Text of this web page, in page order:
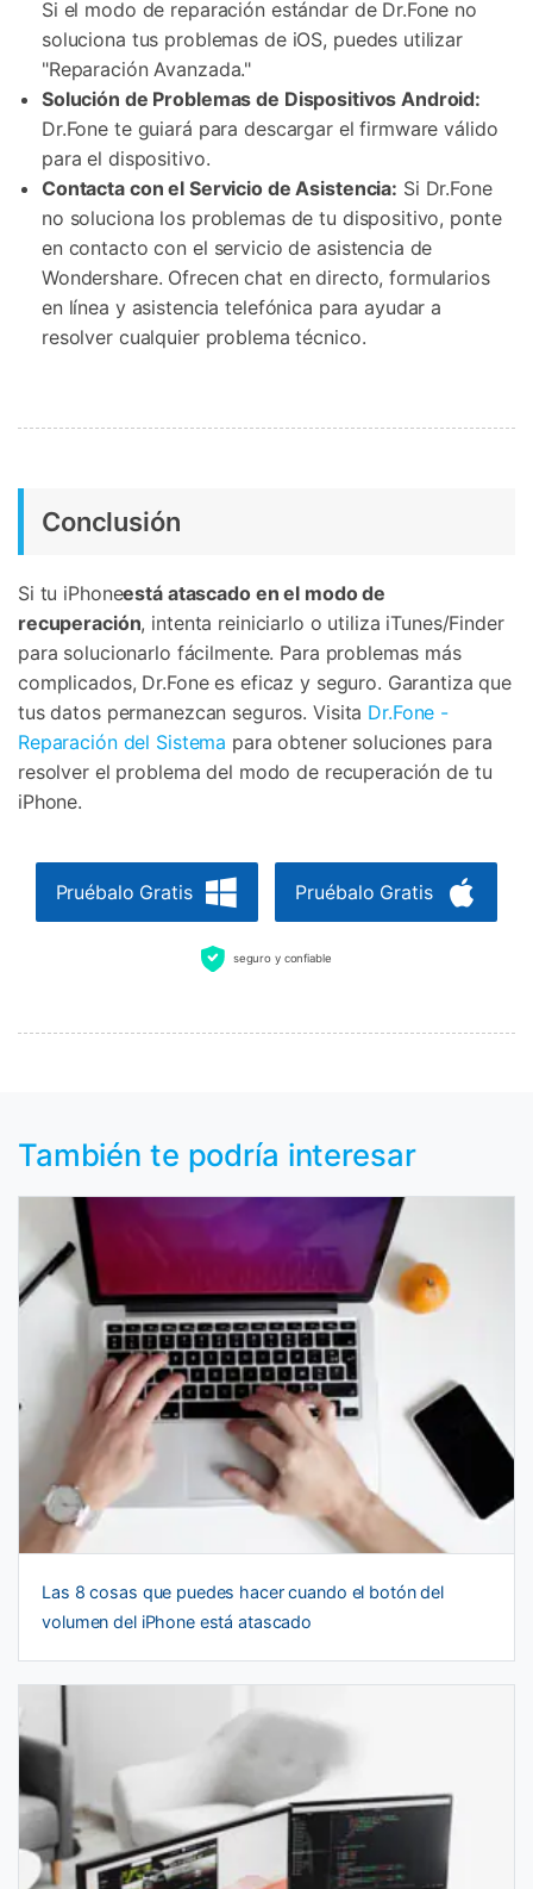
Si el modo de reparación estándar de Dr.Fone no
soluciona tus problemas de iOS, puedes utilizar
"Reparación Avanzada."
Solución de Problemas de Dispositivos Android:
Dr.Fone te guiará para descargar el firmware válido
para el dispositivo.
Contacta con el Servicio de Asistencia: Si Dr.Fone
no soluciona los problemas de tu dispositivo, ponte
en contacto con el servicio de asistencia de
Wondershare. Ofrecen chat en directo, formularios
en línea y asistencia telefónica para ayudar a
resolver cualquier problema técnico.
Conclusión
Si tu iPhoneestá atascado en el modo de
recuperación, intenta reiniciarlo o utiliza iTunes/Finder
para solucionarlo fácilmente. Para problemas más
complicados, Dr.Fone es eficaz y seguro. Garantiza que
tus datos permanezcan seguros. Visita Dr.Fone -
Reparación del Sistema para obtener soluciones para
resolver el problema del modo de recuperación de tu
iPhone.
Pruébalo Gratis Pruébalo Gratis
seguro y confiable
También te podría interesar
Las 8 cosas que puedes hacer cuando el botón del
volumen del iPhone está atascado